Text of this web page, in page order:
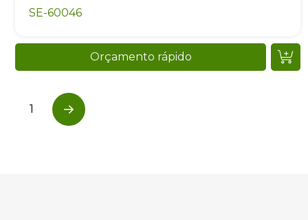
SE-60046
Orçamento rápido
1 Next